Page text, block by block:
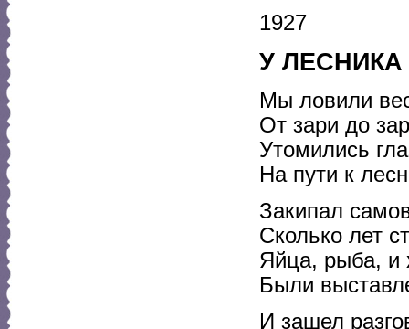
1927
У ЛЕСНИКА
Мы ловили
От зари до
Утомились
На пути к
Закипал
Сколько лет
Яйца, рыба, и
Были
И зашел